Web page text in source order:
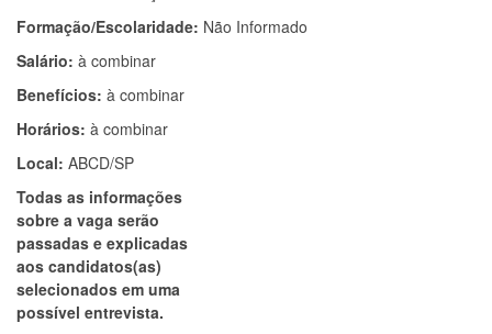
Formação/Escolaridade: Não Informado
Salário: à combinar
Benefícios: à combinar
Horários: à combinar
Local: ABCD/SP
Todas as informações
sobre a vaga serão
passadas e explicadas
aos candidatos(as)
selecionados em uma
possível entrevista.